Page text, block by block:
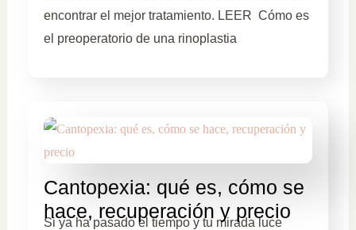
encontrar el mejor tratamiento. LEER Cómo es
el preoperatorio de una rinoplastia
Cantopexia: qué es, cómo se
hace, recuperación y precio
Si ya ha pasado el tiempo y tu mirada luce